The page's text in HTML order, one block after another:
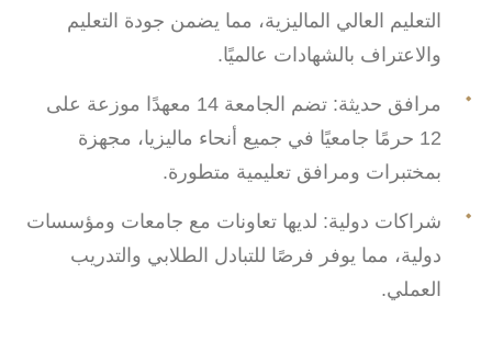
التعليم العالي الماليزية، مما يضمن جودة التعليم
والاعتراف بالشهادات عالميًا.
مرافق حديثة: تضم الجامعة 14 معهدًا موزعة على
12 حرمًا جامعيًا في جميع أنحاء ماليزيا، مجهزة
بمختبرات ومرافق تعليمية متطورة.
شراكات دولية: لديها تعاونات مع جامعات ومؤسسات
دولية، مما يوفر فرصًا للتبادل الطلابي والتدريب
العملي.